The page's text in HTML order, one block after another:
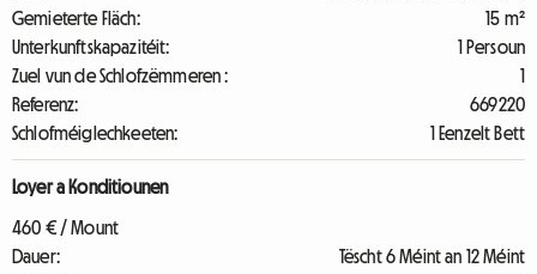
Gemieterte Fläch:
15 m²
Unterkunftskapazitéit:
1 Persoun
Zuel vun de Schlofzëmmeren :
1
Referenz:
669220
Schlofméiglechkeeten:
1 Eenzelt Bett
Loyer a Konditiounen
460 € / Mount
Dauer:
Tëscht 6 Méint an 12 Méint